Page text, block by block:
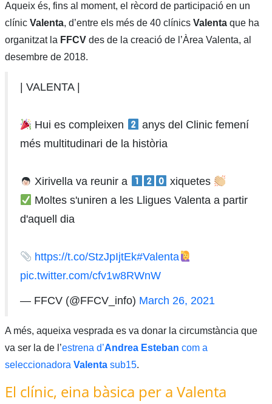
Aqueix és, fins al moment, el rècord de participació en un
clínic Valenta, d’entre els més de 40 clínics Valenta que ha
organitzat la FFCV des de la creació de l’Àrea Valenta, al
desembre de 2018.
| VALENTA |
Hui es compleixen
anys del Clinic femení
més multitudinari de la història
Xirivella va reunir a
xiquetes
Moltes s'uniren a les Lligues Valenta a partir
d'aquell dia
https://t.co/StzJpIjtEk#Valenta
pic.twitter.com/cfv1w8RWnW
— FFCV (@FFCV_info) March 26, 2021
A més, aqueixa vesprada es va donar la circumstància que
va ser la de l’estrena d’Andrea Esteban com a
seleccionadora Valenta sub15.
El clínic, eina bàsica per a Valenta